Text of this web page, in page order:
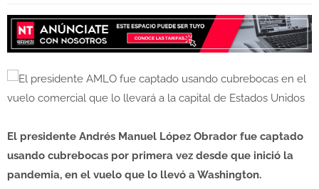
El presidente Andrés Manuel López Obrador fue captado
usando cubrebocas por primera vez desde que inició la
pandemia, en el vuelo que lo llevó a Washington.